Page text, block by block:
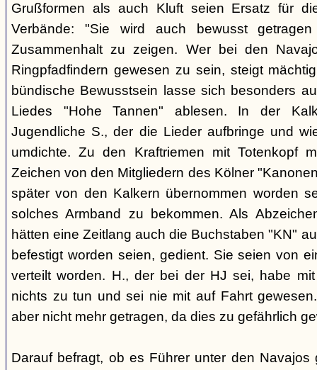
Grußformen als auch Kluft seien Ersatz für
Verbände: "Sie wird auch bewusst
Zusammenhalt zu zeigen. Wer bei den
Ringpfadfindern gewesen zu sein, steigt
bündische Bewusstsein lasse sich besonders
Liedes "Hohe Tannen" ablesen. In der
Jugendliche S., der die Lieder aufbringe und
umdichte. Zu den Kraftriemen mit Totenkopf
Zeichen von den Mitgliedern des Kölner
später von den Kalkern übernommen worden
solches Armband zu bekommen. Als
hätten eine Zeitlang auch die Buchstaben "KN"
befestigt worden seien, gedient. Sie seien von
verteilt worden. H., der bei der HJ sei, habe
nichts zu tun und sei nie mit auf Fahrt
aber nicht mehr getragen, da dies zu gefährlich
Darauf befragt, ob es Führer unter den Navajos